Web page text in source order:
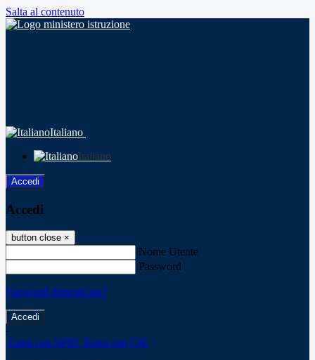
Salta al contenuto
Italiano
Italiano
Accedi
Accedi
button close ×
Nome Utente
Password
Password dimenticata?
-
Entra con SPID Entra con CIE